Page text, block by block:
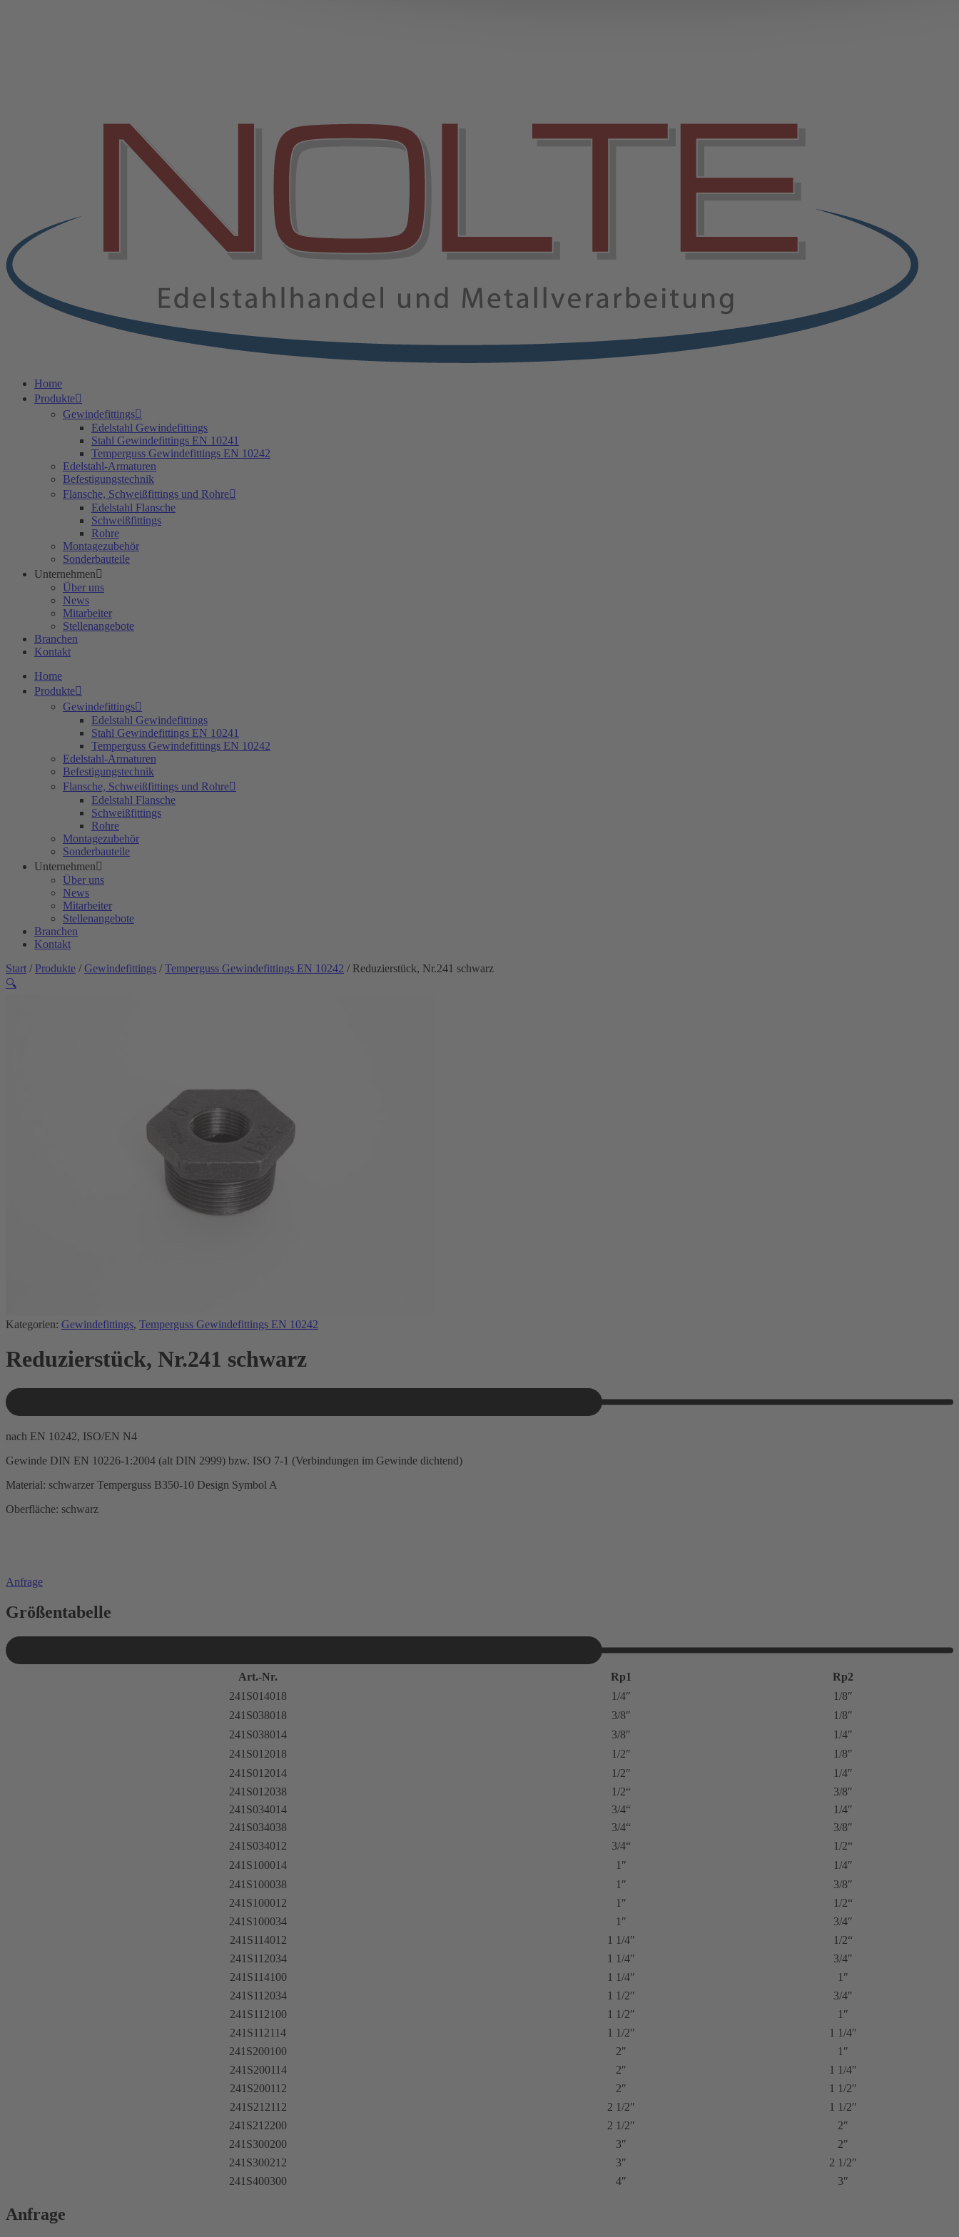
Home
Produkte
Gewindefittings
Edelstahl Gewindefittings
Stahl Gewindefittings EN 10241
Temperguss Gewindefittings EN 10242
Edelstahl-Armaturen
Befestigungstechnik
Flansche, Schweißfittings und Rohre
Edelstahl Flansche
Schweißfittings
Rohre
Montagezubehör
Sonderbauteile
Unternehmen
Über uns
News
Mitarbeiter
Stellenangebote
Branchen
Kontakt
Home
Produkte
Gewindefittings
Edelstahl Gewindefittings
Stahl Gewindefittings EN 10241
Temperguss Gewindefittings EN 10242
Edelstahl-Armaturen
Befestigungstechnik
Flansche, Schweißfittings und Rohre
Edelstahl Flansche
Schweißfittings
Rohre
Montagezubehör
Sonderbauteile
Unternehmen
Über uns
News
Mitarbeiter
Stellenangebote
Branchen
Kontakt
Start / Produkte / Gewindefittings / Temperguss Gewindefittings EN 10242 / Reduzierstück, Nr.241 schwarz
🔍
Kategorien: Gewindefittings, Temperguss Gewindefittings EN 10242
Reduzierstück, Nr.241 schwarz
nach EN 10242, ISO/EN N4
Gewinde DIN EN 10226-1:2004 (alt DIN 2999) bzw. ISO 7-1 (Verbindungen im Gewinde dichtend)
Material: schwarzer Temperguss B350-10 Design Symbol A
Oberfläche: schwarz
Anfrage
Größentabelle
Art.-Nr. Rp1
Rp2
241S014018
1/4″
1/8″
241S038018
3/8″
1/8″
241S038014
3/8″
1/4″
241S012018
1/2″
1/8″
241S012014
1/2″
1/4″
241S012038
1/2“
3/8″
241S034014
3/4“
1/4″
241S034038
3/4“
3/8″
241S034012
3/4“
1/2“
241S100014
1″
1/4″
241S100038
1″
3/8″
241S100012
1″
1/2“
241S100034
1″
3/4″
241S114012
1 1/4″
1/2“
241S112034
1 1/4″
3/4″
241S114100
1 1/4″
1″
241S112034
1 1/2″
3/4″
241S112100
1 1/2″
1″
241S112114
1 1/2″
1 1/4″
241S200100
2″
1″
241S200114
2″
1 1/4″
241S200112
2″
1 1/2″
241S212112
2 1/2″
1 1/2″
241S212200
2 1/2″
2″
241S300200
3″
2″
241S300212
3″
2 1/2″
241S400300
4″ 3″
Anfrage